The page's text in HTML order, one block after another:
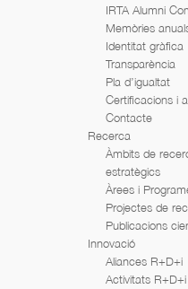
IRTA Alumni
Memòries
Identitat gràfica
Transparència
Pla d’igualtat
Certificacions i
Contacte
Recerca
Àmbits de
estratègics
Àrees i
Projectes de
Publicacions
Innovació
Aliances R+D+i
Activitats R+D+i